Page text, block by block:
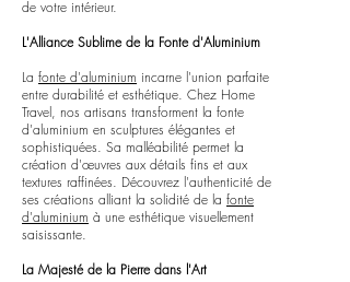
de votre intérieur.
L'Alliance Sublime de la Fonte d'Aluminium
La fonte d'aluminium incarne l'union parfaite
entre durabilité et esthétique. Chez Home
Travel, nos artisans transforment la fonte
d'aluminium en sculptures élégantes et
sophistiquées. Sa malléabilité permet la
création d'œuvres aux détails fins et aux
textures raffinées. Découvrez l'authenticité de
ses créations alliant la solidité de la fonte
d'aluminium à une esthétique visuellement
saisissante.
La Majesté de la Pierre dans l'Art